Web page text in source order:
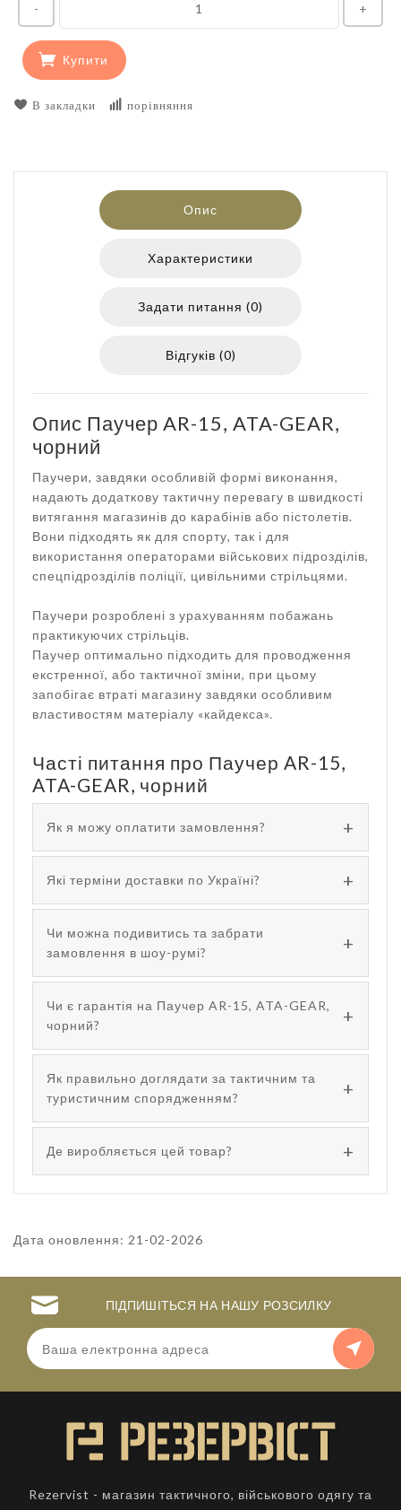
- +
Купити
В закладки порівняння
Опис
Характеристики
Задати питання (0)
Відгуків (0)
Опис Паучер AR-15, ATA-GEAR,
чорний
Паучери, завдяки особливій формі виконання,
надають додаткову тактичну перевагу в швидкості
витягання магазинів до карабінів або пістолетів.
Вони підходять як для спорту, так і для
використання операторами військових підрозділів,
спецпідрозділів поліції, цивільними стрільцями.
Паучери розроблені з урахуванням побажань
практикуючих стрільців.
Паучер оптимально підходить для проводження
екстренної, або тактичної зміни, при цьому
запобігає втраті магазину завдяки особливим
властивостям матеріалу «кайдекса».
Часті питання про Паучер AR-15,
ATA-GEAR, чорний
Як я можу оплатити замовлення?
Які терміни доставки по Україні?
Чи можна подивитись та забрати
замовлення в шоу-румі?
Чи є гарантія на Паучер AR-15, ATA-GEAR,
чорний?
Як правильно доглядати за тактичним та
туристичним спорядженням?
Де виробляється цей товар?
Дата оновлення: 21-02-2026
ПІДПИШІТЬСЯ НА НАШУ РОЗСИЛКУ
Rezervist - магазин тактичного, військового одягу та